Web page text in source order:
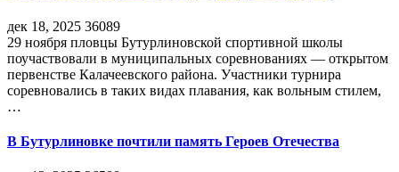
дек 18, 2025 36089
29 ноября пловцы Бутурлиновской спортивной школы
поучаствовали в муниципальных соревнованиях — открытом
первенстве Калачеевского района. Участники турнира
соревновались в таких видах плавания, как вольным стилем,
…
В Бутурлиновке почтили память Героев Отечества